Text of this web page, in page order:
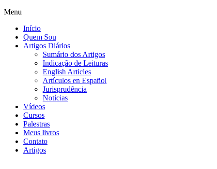
Menu
Início
Quem Sou
Artigos Diários
Sumário dos Artigos
Indicação de Leituras
English Articles
Artículos en Español
Jurisprudência
Notícias
Vídeos
Cursos
Palestras
Meus livros
Contato
Artigos